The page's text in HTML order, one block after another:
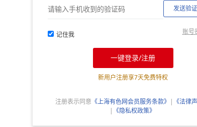
发送验
记住我 账号
一键登录/注册
新用户注册享7天免费特权
注册表示同意 《上海有色网会员服务条款》 | 《法律
| 《隐私权政策》